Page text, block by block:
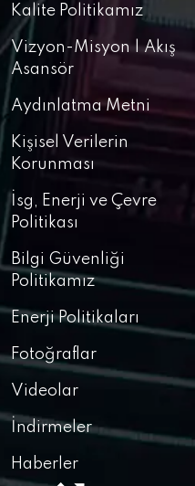
Kalite Politikamız
Vizyon-Misyon | Akış
Asansör
Aydınlatma Metni
Kişisel Verilerin
Korunması
İsg, Enerji ve Çevre
Politikası
Bilgi Güvenliği
Politikamız
Enerji Politikaları
Fotoğraflar
Videolar
İndirmeler
Haberler